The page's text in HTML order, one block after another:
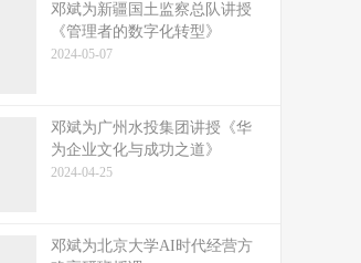
邓斌为新疆国土监察总队讲授
《管理者的数字化转型》
2024-05-07
邓斌为广州水投集团讲授《华
为企业文化与成功之道》
2024-04-25
邓斌为北京大学AI时代经营方